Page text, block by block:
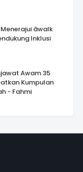
âwalk
Inklusi
Awam 35
Kumpulan
- Fahmi